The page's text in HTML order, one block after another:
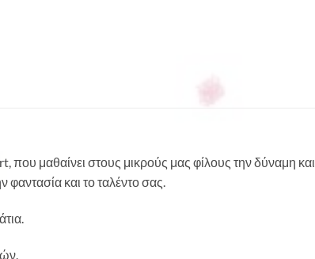
που μαθαίνει στους μικρούς μας φίλους την δύναμη
και το ταλέντο σας.